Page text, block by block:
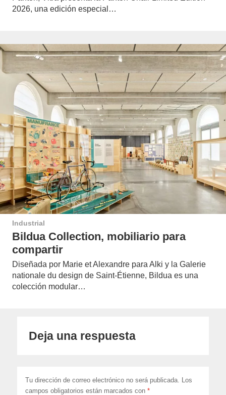
2026, una edición especial…
Industrial
Bildua Collection, mobiliario para
compartir
Diseñada por Marie et Alexandre para Alki y la Galerie
nationale du design de Saint-Étienne, Bildua es una
colección modular…
Deja una respuesta
Tu dirección de correo electrónico no será publicada.
Los
campos obligatorios están marcados con*